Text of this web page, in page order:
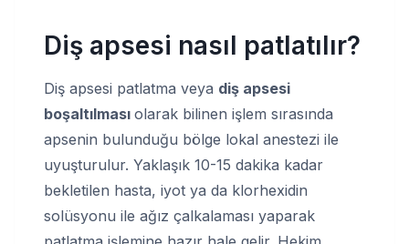
Diş apsesi nasıl patlatılır?
Diş apsesi patlatma veya diş apsesi
boşaltılması olarak bilinen işlem sırasında
apsenin bulunduğu bölge lokal anestezi ile
uyuşturulur. Yaklaşık 10-15 dakika kadar
bekletilen hasta, iyot ya da klorhexidin
solüsyonu ile ağız çalkalaması yaparak